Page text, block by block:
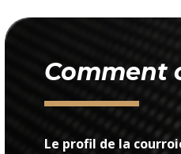
Comment
Le profil de la